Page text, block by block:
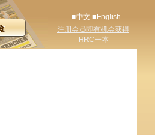
■中文 ■English
注册会员即有机会获得
HRC一本